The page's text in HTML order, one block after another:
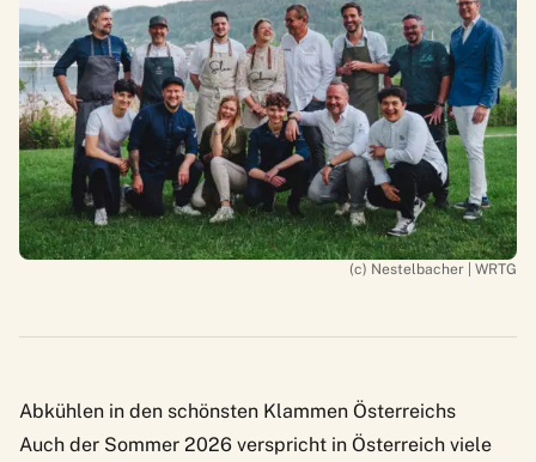
(c) Nestelbacher | WRTG
Abkühlen in den schönsten Klammen Österreichs
Auch der Sommer 2026 verspricht in Österreich viele